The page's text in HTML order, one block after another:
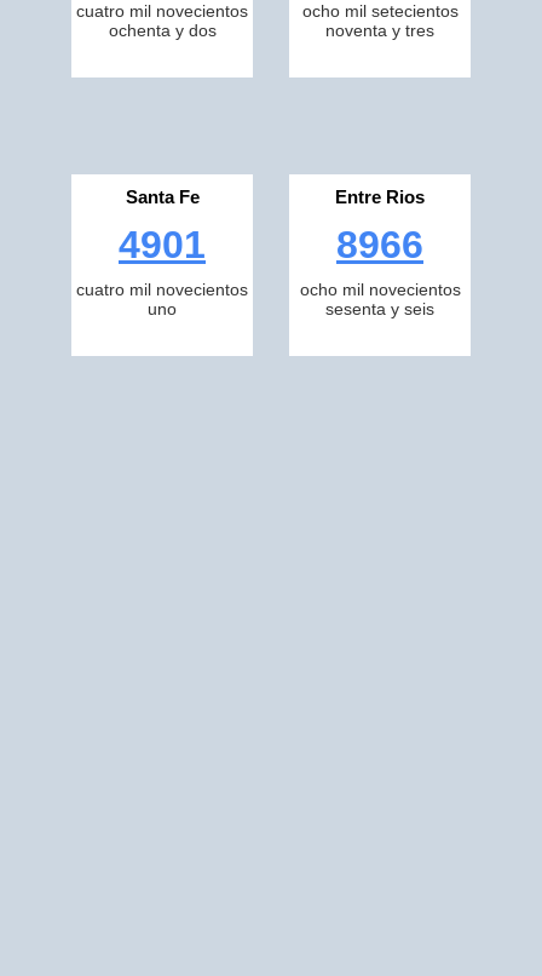
cuatro mil novecientos
ochenta y dos
ocho mil setecientos
noventa y tres
Santa Fe
4901
cuatro mil novecientos
uno
Entre Rios
8966
ocho mil novecientos
sesenta y seis